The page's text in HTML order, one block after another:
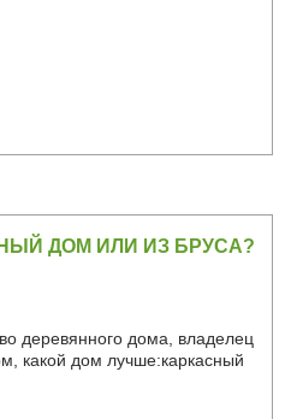
ДОМ ИЛИ ИЗ БРУСА?
деревянного дома, владелец
какой дом лучше:каркасный